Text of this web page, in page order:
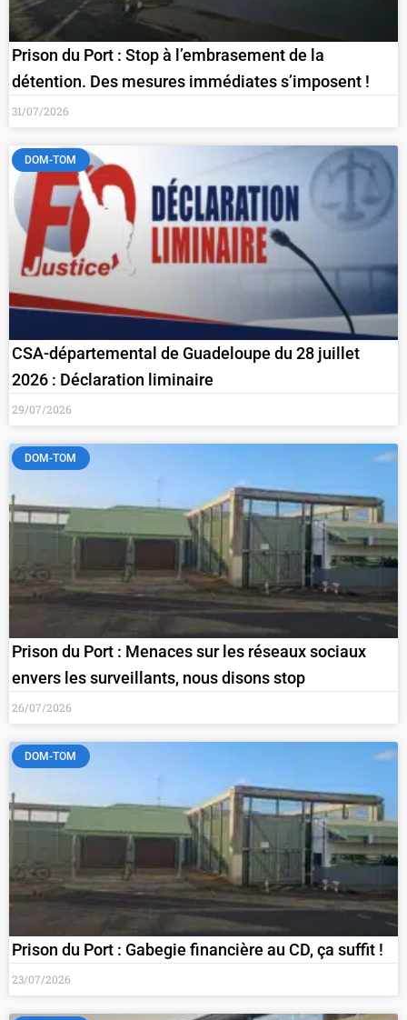
Prison du Port : Stop à l’embrasement de la
détention. Des mesures immédiates s’imposent !
31/07/2026
DOM-TOM
CSA-départemental de Guadeloupe du 28 juillet
2026 : Déclaration liminaire
29/07/2026
DOM-TOM
Prison du Port : Menaces sur les réseaux sociaux
envers les surveillants, nous disons stop
26/07/2026
DOM-TOM
Prison du Port : Gabegie financière au CD, ça suffit !
23/07/2026